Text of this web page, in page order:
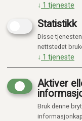
↓ 1 tjeneste
Statistikk
Disse
nettstedet
↓ 1 tjeneste
Aktiver
Bruk denne